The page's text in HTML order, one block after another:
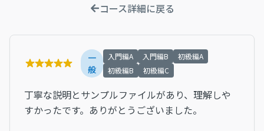
コース詳細に戻る
一
般
入門編A 入門編B
初級編A
初級編B
初級編C
丁寧な説明とサンプルファイルがあり、理解しや
すかったです。ありがとうございました。